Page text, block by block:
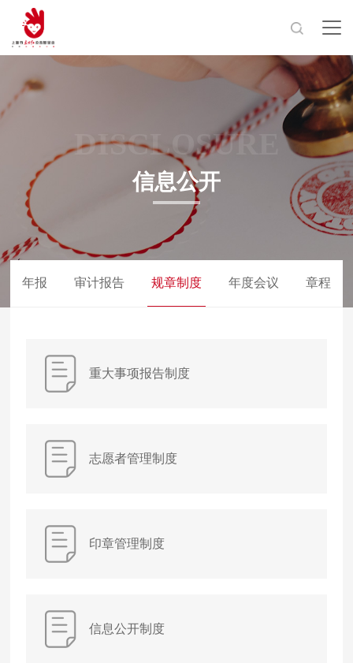
DISCLOSURE
信息公开
年报 审计报告 规章制度 年度会议 章程
重大事项报告制度
志愿者管理制度
印章管理制度
信息公开制度